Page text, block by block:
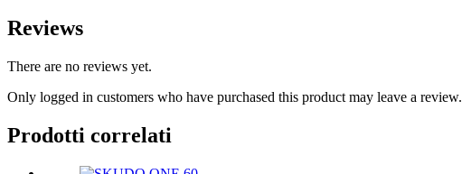
Reviews
There are no reviews yet.
Only logged in customers who have purchased this product may leave a review.
Prodotti correlati